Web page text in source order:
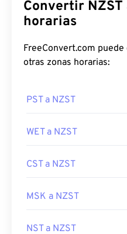
Convertir
horarias
FreeConvert.com
otras zonas horarias:
PST a NZST
WET a NZST
CST a NZST
MSK a NZST
NST a NZST